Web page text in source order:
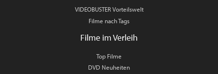
VIDEOBUSTER Vorteilswelt
Filme nach Tags
Filme im Verleih
Top Filme
DVD Neuheiten